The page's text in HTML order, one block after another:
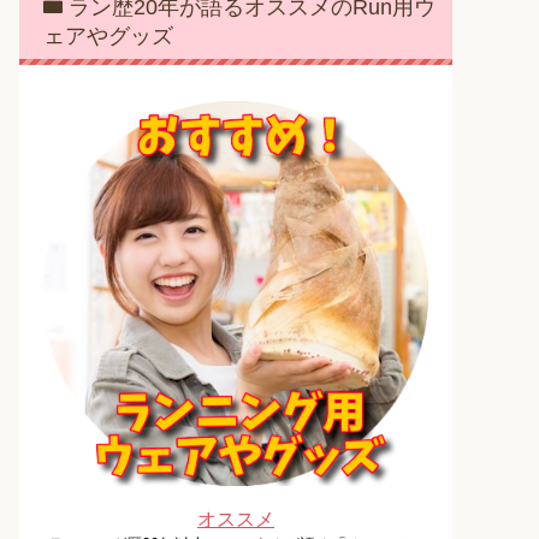
ラン歴20年が語るオススメのRun用ウ
ェアやグッズ
オススメ